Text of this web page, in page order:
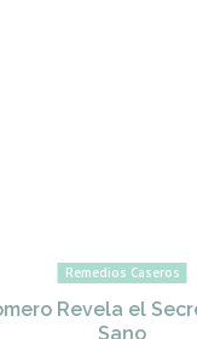
Remedios Caseros
Revela el
Sano